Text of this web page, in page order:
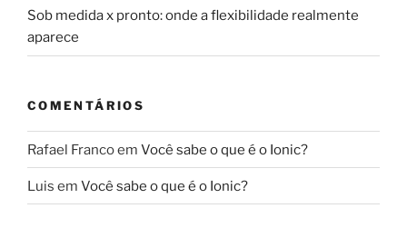
Sob medida x pronto: onde a flexibilidade realmente
aparece
COMENTÁRIOS
Rafael Francoem Você sabe o que é o Ionic?
Luis em Você sabe o que é o Ionic?